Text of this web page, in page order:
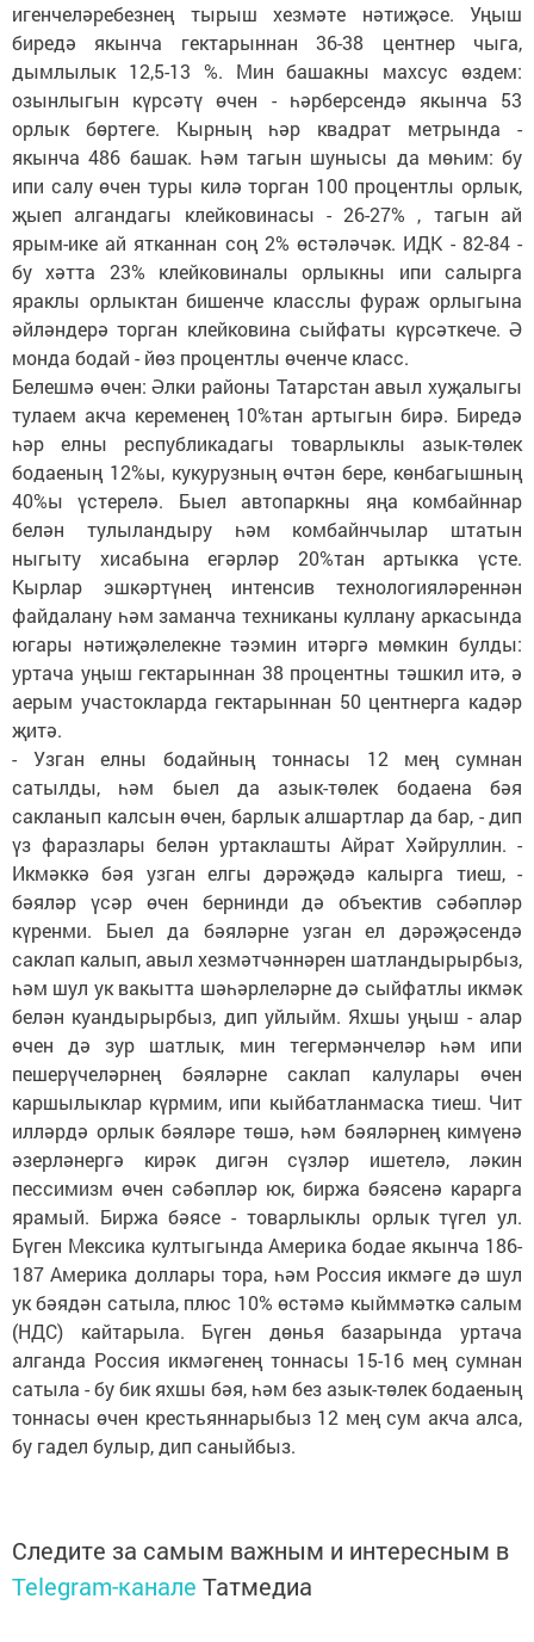
игенчеләребезнең тырыш хезмәте нәтиҗәсе. Уңыш
биредә якынча гектарыннан 36-38 центнер чыга,
дымлылык 12,5-13 %. Мин башакны махсус өздем:
озынлыгын күрсәтү өчен - һәрберсендә якынча 53
орлык бөртеге. Кырның һәр квадрат метрында -
якынча 486 башак. Һәм тагын шунысы да мөһим: бу
ипи салу өчен туры килә торган 100 процентлы орлык,
җыеп алгандагы клейковинасы - 26-27% , тагын ай
ярым-ике ай ятканнан соң 2% өстәләчәк. ИДК - 82-84 -
бу хәтта 23% клейковиналы орлыкны ипи салырга
яраклы орлыктан бишенче класслы фураж орлыгына
әйләндерә торган клейковина сыйфаты күрсәткече. Ә
монда бодай - йөз процентлы өченче класс.
Белешмә өчен: Әлки районы Татарстан авыл хуҗалыгы
тулаем акча кеременең 10%тан артыгын бирә. Биредә
һәр елны республикадагы товарлыклы азык-төлек
бодаеның 12%ы, кукурузның өчтән бере, көнбагышның
40%ы үстерелә. Быел автопаркны яңа комбайннар
белән тулыландыру һәм комбайнчылар штатын
ныгыту хисабына егәрләр 20%тан артыкка үсте.
Кырлар эшкәртүнең интенсив технологияләреннән
файдалану һәм заманча техниканы куллану аркасында
югары нәтиҗәлелекне тәэмин итәргә мөмкин булды:
уртача уңыш гектарыннан 38 процентны тәшкил итә, ә
аерым участокларда гектарыннан 50 центнерга кадәр
җитә.
- Узган елны бодайның тоннасы 12 мең сумнан
сатылды, һәм быел да азык-төлек бодаена бәя
сакланып калсын өчен, барлык алшартлар да бар, - дип
үз фаразлары белән уртаклашты Айрат Хәйруллин. -
Икмәккә бәя узган елгы дәрәҗәдә калырга тиеш, -
бәяләр үсәр өчен бернинди дә объектив сәбәпләр
күренми. Быел да бәяләрне узган ел дәрәҗәсендә
саклап калып, авыл хезмәтчәннәрен шатландырырбыз,
һәм шул ук вакытта шәһәрлеләрне дә сыйфатлы икмәк
белән куандырырбыз, дип уйлыйм. Яхшы уңыш - алар
өчен дә зур шатлык, мин тегермәнчеләр һәм ипи
пешерүчеләрнең бәяләрне саклап калулары өчен
каршылыклар күрмим, ипи кыйбатланмаска тиеш. Чит
илләрдә орлык бәяләре төшә, һәм бәяләрнең кимүенә
әзерләнергә кирәк дигән сүзләр ишетелә, ләкин
пессимизм өчен сәбәпләр юк, биржа бәясенә карарга
ярамый. Биржа бәясе - товарлыклы орлык түгел ул.
Бүген Мексика култыгында Америка бодае якынча 186-
187 Америка доллары тора, һәм Россия икмәге дә шул
ук бәядән сатыла, плюс 10% өстәмә кыйммәткә салым
(НДС) кайтарыла. Бүген дөнья базарында уртача
алганда Россия икмәгенең тоннасы 15-16 мең сумнан
сатыла - бу бик яхшы бәя, һәм без азык-төлек бодаеның
тоннасы өчен крестьяннарыбыз 12 мең сум акча алса,
бу гадел булыр, дип саныйбыз.
Следите за самым важным и интересным в
Telegram-канале Татмедиа